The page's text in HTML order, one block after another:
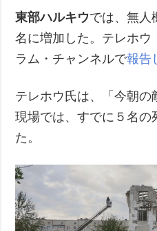
東部ハルキウでは、無人
名に増加した。テレホ
ラム・チャンネルで報告
テレホウ氏は、「今朝
現場では、すでに５名の
た。